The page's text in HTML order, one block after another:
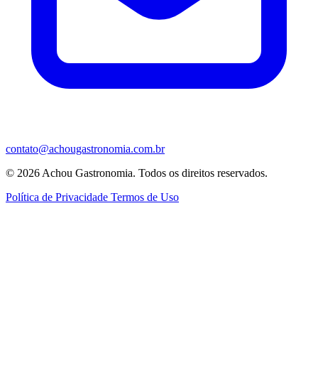
contato@achougastronomia.com.br
© 2026 Achou Gastronomia. Todos os direitos reservados.
Política de Privacidade Termos de Uso